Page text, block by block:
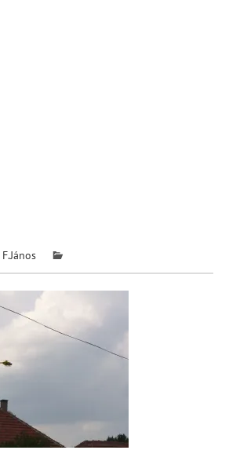
F.János